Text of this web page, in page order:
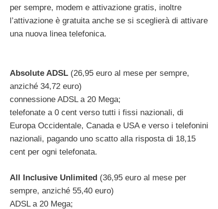
per sempre, modem e attivazione gratis, inoltre
l’attivazione è gratuita anche se si sceglierà di attivare
una nuova linea telefonica.
Absolute ADSL (26,95 euro al mese per sempre,
anziché 34,72 euro)
connessione ADSL a 20 Mega;
telefonate a 0 cent verso tutti i fissi nazionali, di
Europa Occidentale, Canada e USA e verso i telefonini
nazionali, pagando uno scatto alla risposta di 18,15
cent per ogni telefonata.
All Inclusive Unlimited (36,95 euro al mese per
sempre, anziché 55,40 euro)
ADSL a 20 Mega;